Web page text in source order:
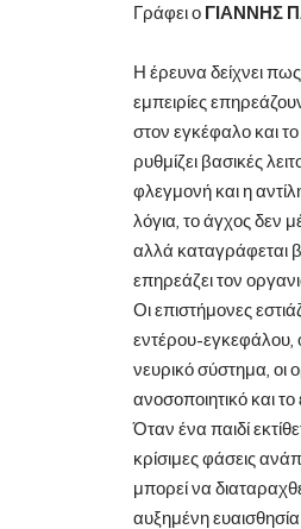
Γράφει ο ΓΙΑΝΝΗΣ
Η έρευνα δείχνει
εμπειρίες
στον εγκέφαλο και
ρυθμίζει βασικές
φλεγμονή και η
λόγια, το άγχος δεν
αλλά καταγράφεται
επηρεάζει τον
Οι επιστήμονες
εντέρου-εγκεφάλου,
νευρικό σύστημα, οι
ανοσοποιητικό και
Όταν ένα παιδί
κρίσιμες φάσεις
μπορεί να
αυξημένη